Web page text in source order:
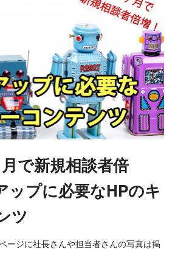
月で新規相談者倍
ップに必要なHPのキ
ツ
ージに社長さんや担当者さんの写真は掲